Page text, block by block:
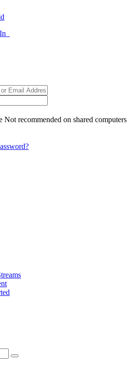
Not recommended on shared computers